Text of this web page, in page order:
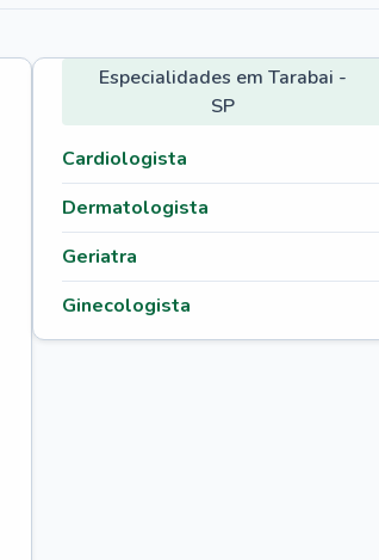
Especialidades em Tarabai -
SP
Cardiologista
Dermatologista
Geriatra
Ginecologista